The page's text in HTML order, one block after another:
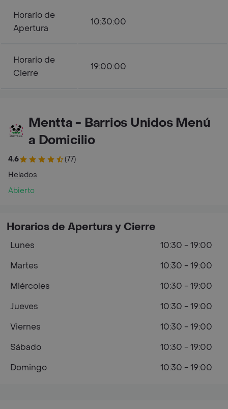
Horario de
Apertura
10:30:00
Horario de
Cierre
19:00:00
Mentta - Barrios Unidos Menú
a Domicilio
4.6
(77)
Helados
Abierto
Horarios de Apertura y Cierre
Lunes
10:30 - 19:00
Martes
10:30 - 19:00
Miércoles
10:30 - 19:00
Jueves
10:30 - 19:00
Viernes
10:30 - 19:00
Sábado
10:30 - 19:00
Domingo
10:30 - 19:00